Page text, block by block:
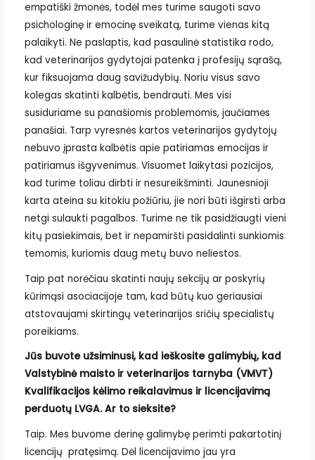
empatiški žmonės, todėl mes turime saugoti savo
psichologinę ir emocinę sveikatą, turime vienas kitą
palaikyti. Ne paslaptis, kad pasaulinė statistika rodo,
kad veterinarijos gydytojai patenka į profesijų sąrašą,
kur fiksuojama daug savižudybių. Noriu visus savo
kolegas skatinti kalbėtis, bendrauti. Mes visi
susiduriame su panašiomis problemomis, jaučiamės
panašiai. Tarp vyresnės kartos veterinarijos gydytojų
nebuvo įprasta kalbėtis apie patiriamas emocijas ir
patiriamus išgyvenimus. Visuomet laikytasi pozicijos,
kad turime toliau dirbti ir nesureikšminti. Jaunesnioji
karta ateina su kitokiu požiūriu, jie nori būti išgirsti arba
netgi sulaukti pagalbos. Turime ne tik pasidžiaugti vieni
kitų pasiekimais, bet ir nepamiršti pasidalinti sunkiomis
temomis, kuriomis daug metų buvo neliestos.
Taip pat norėčiau skatinti naujų sekcijų ar poskyrių
kūrimąsi asociacijoje tam, kad būtų kuo geriausiai
atstovaujami skirtingų veterinarijos sričių specialistų
poreikiams.
Jūs buvote užsiminusi, kad ieškosite galimybių, kad
Valstybinė maisto ir veterinarijos tarnyba (VMVT)
Kvalifikacijos kėlimo reikalavimus ir licencijavimą
perduotų LVGA. Ar to sieksite?
Taip. Mes buvome derinę galimybę perimti pakartotinį
licencijų pratęsimą. Dėl licencijavimo jau yra